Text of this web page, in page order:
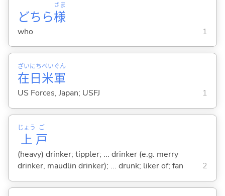
どちら様
さま
who 1
在
ざい
日
にち
米
べい
軍
ぐん
US Forces, Japan; USFJ 1
上
じょう
戸
ご
(heavy) drinker; tippler; ... drinker (e.g. merry
drinker, maudlin drinker); ... drunk; liker of; fan
2